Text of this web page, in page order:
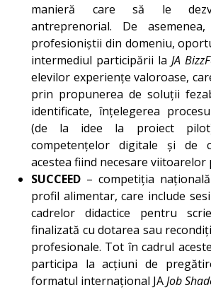
manieră care să le
antreprenorial. De
profesioniștii din domeniu,
intermediul participării la JA
elevilor experiențe valoroase,
prin propunerea de soluții
identificate, înțelegerea
(de la idee la proiect
competențelor digitale și de
acestea fiind necesare viitoarelor
SUCCEED – competiția
profil alimentar, care include
cadrelor didactice pentru
finalizată cu dotarea sau
profesionale. Tot în cadrul
participa la acțiuni de
formatul internațional JAJob